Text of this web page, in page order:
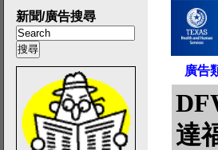
新聞/廣告搜尋
廣告
達